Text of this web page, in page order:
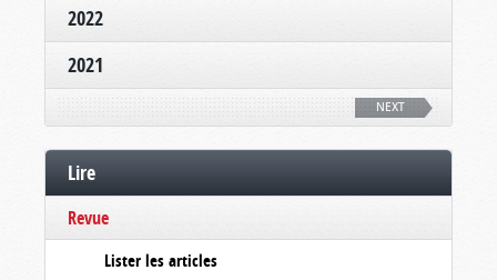
2022
2021
NEXT
Lire
Revue
Lister les articles